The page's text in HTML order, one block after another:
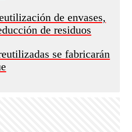
de envases,
de residuos
se fabricarán